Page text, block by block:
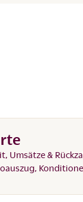
Umsätze &